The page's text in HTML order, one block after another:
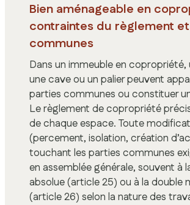
Bien aménageable en
contraintes du règlement
communes
Dans un immeuble en copropriété,
une cave ou un palier peuvent
parties communes ou constituer
Le règlement de copropriété
de chaque espace. Toute
(percement, isolation, création
touchant les parties communes
en assemblée générale, souvent à
absolue (article 25) ou à la double
(article 26) selon la nature des